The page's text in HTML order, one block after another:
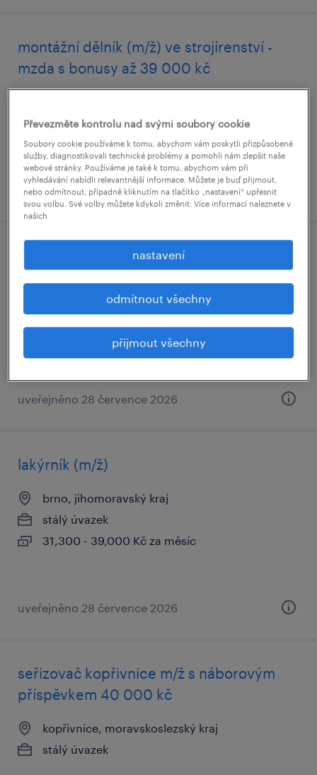
montážní dělník (m/ž) ve strojírenství -
mzda s bonusy až 39 000 kč
stálý úvazek
31,300 - 39,000 Kč za měsíc
uveřejněno 28 července 2026
cnc operátor (m/ž) - mzda s bonusy až 42
stálý úvazek
31,300 - 42,000 Kč za měsíc
uveřejněno 28 července 2026
lakýrník (m/ž)
brno, jihomoravský kraj
stálý úvazek
31,300 - 39,000 Kč za měsíc
uveřejněno 28 července 2026
seřizovač kopřivnice m/ž s náborovým
příspěvkem 40 000 kč
kopřivnice, moravskoslezský kraj
stálý úvazek
Převezměte kontrolu nad svými soubory cookie
Soubory cookie používáme k tomu, abychom vám poskytli přizpůsobené
služby, diagnostikovali technické problémy a pomohli nám zlepšit naše
webové stránky. Používáme je také k tomu, abychom vám při
vyhledávání nabídli relevantnější informace. Můžete je buď přijmout,
nebo odmítnout, případně kliknutím na tlačítko „nastavení“ upřesnit
svou volbu. Své volby můžete kdykoli změnit. Více informací naleznete v
našich
nastavení
odmítnout všechny
přijmout všechny